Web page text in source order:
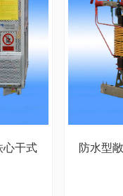
心干式
防水型